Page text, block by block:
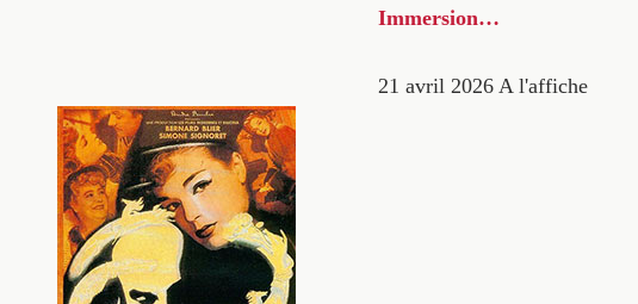
Immersion…
21 avril 2026 A l'affiche